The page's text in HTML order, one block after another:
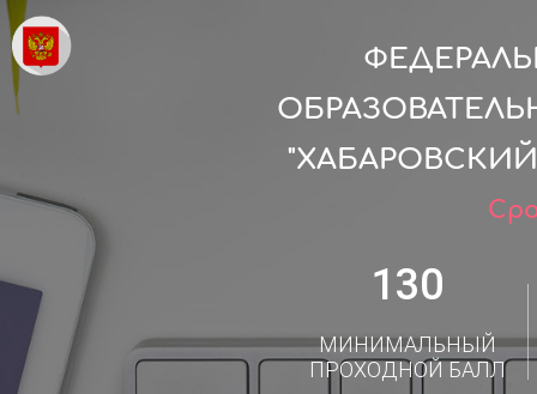
130
МИНИМАЛЬНЫЙ
ПРОХОДНОЙ БАЛЛ